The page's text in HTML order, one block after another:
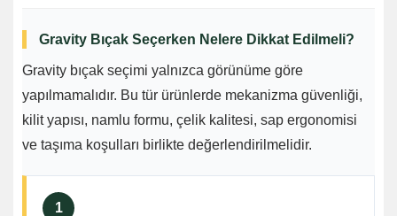
Gravity Bıçak Seçerken Nelere Dikkat Edilmeli?
Gravity bıçak seçimi yalnızca görünüme göre
yapılmamalıdır. Bu tür ürünlerde mekanizma güvenliği,
kilit yapısı, namlu formu, çelik kalitesi, sap ergonomisi
ve taşıma koşulları birlikte değerlendirilmelidir.
1